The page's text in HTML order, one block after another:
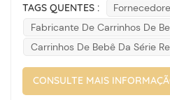
dos pais. Os produtos
da série Reef da marca Silver
Reef Earth, Reef Ne...
TAGS QUENTES :
Fabricante De Carrinhos De
Carrinhos De Bebê Da Série
CONSULTE MAIS